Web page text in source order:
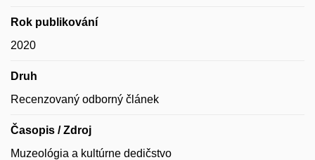
Rok publikování
2020
Druh
Recenzovaný odborný článek
Časopis / Zdroj
Muzeológia a kultúrne dedičstvo